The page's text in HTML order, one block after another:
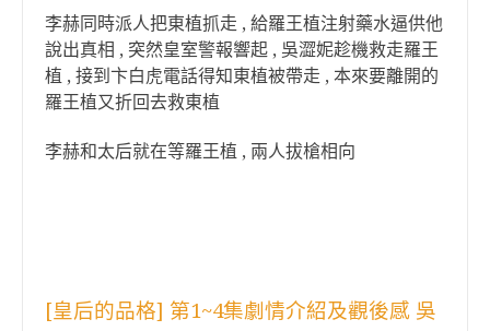
李赫同時派人把東植抓走 , 給羅王植注射藥水逼供他
說出真相 , 突然皇室警報響起 , 吳澀妮趁機救走羅王
植 , 接到卞白虎電話得知東植被帶走 , 本來要離開的
羅王植又折回去救東植
李赫和太后就在等羅王植 , 兩人拔槍相向
[皇后的品格] 第1~4集劇情介紹及觀後感 吳